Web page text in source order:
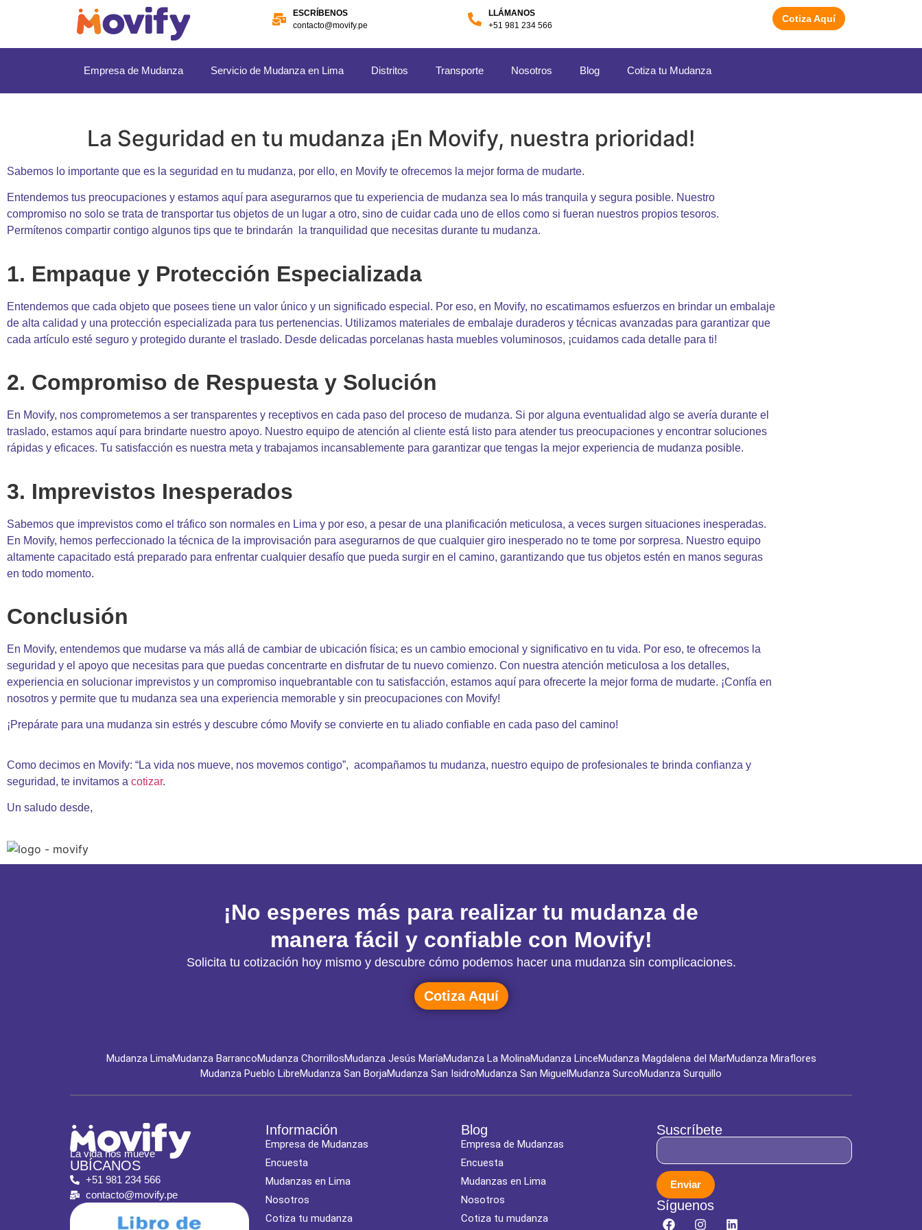
ESCRÍBENOS
contacto@movify.pe
LLÁMANOS
+51 981 234 566
Cotiza Aquí
Empresa de Mudanza Servicio de Mudanza en Lima Distritos Transporte Nosotros Blog Cotiza tu Mudanza
La Seguridad en tu mudanza ¡En Movify, nuestra prioridad!
Sabemos lo importante que es la seguridad en tu mudanza, por ello, en Movify te ofrecemos la mejor forma de mudarte.
Entendemos tus preocupaciones y estamos aquí para asegurarnos que tu experiencia de mudanza sea lo más tranquila y segura posible. Nuestro
compromiso no solo se trata de transportar tus objetos de un lugar a otro, sino de cuidar cada uno de ellos como si fueran nuestros propios tesoros.
Permítenos compartir contigo algunos tips que te brindarán la tranquilidad que necesitas durante tu mudanza.
1. Empaque y Protección Especializada
Entendemos que cada objeto que posees tiene un valor único y un significado especial. Por eso, en Movify, no escatimamos esfuerzos en brindar un embalaje
de alta calidad y una protección especializada para tus pertenencias. Utilizamos materiales de embalaje duraderos y técnicas avanzadas para garantizar que
cada artículo esté seguro y protegido durante el traslado. Desde delicadas porcelanas hasta muebles voluminosos, ¡cuidamos cada detalle para ti!
2. Compromiso de Respuesta y Solución
En Movify, nos comprometemos a ser transparentes y receptivos en cada paso del proceso de mudanza. Si por alguna eventualidad algo se avería durante el
traslado, estamos aquí para brindarte nuestro apoyo. Nuestro equipo de atención al cliente está listo para atender tus preocupaciones y encontrar soluciones
rápidas y eficaces. Tu satisfacción es nuestra meta y trabajamos incansablemente para garantizar que tengas la mejor experiencia de mudanza posible.
3. Imprevistos Inesperados
Sabemos que imprevistos como el tráfico son normales en Lima y por eso, a pesar de una planificación meticulosa, a veces surgen situaciones inesperadas.
En Movify, hemos perfeccionado la técnica de la improvisación para asegurarnos de que cualquier giro inesperado no te tome por sorpresa. Nuestro equipo
altamente capacitado está preparado para enfrentar cualquier desafío que pueda surgir en el camino, garantizando que tus objetos estén en manos seguras
en todo momento.
Conclusión
En Movify, entendemos que mudarse va más allá de cambiar de ubicación física; es un cambio emocional y significativo en tu vida. Por eso, te ofrecemos la
seguridad y el apoyo que necesitas para que puedas concentrarte en disfrutar de tu nuevo comienzo. Con nuestra atención meticulosa a los detalles,
experiencia en solucionar imprevistos y un compromiso inquebrantable con tu satisfacción, estamos aquí para ofrecerte la mejor forma de mudarte. ¡Confía en
nosotros y permite que tu mudanza sea una experiencia memorable y sin preocupaciones con Movify!
¡Prepárate para una mudanza sin estrés y descubre cómo Movify se convierte en tu aliado confiable en cada paso del camino!
Como decimos en Movify: “La vida nos mueve, nos movemos contigo”, acompañamos tu mudanza, nuestro equipo de profesionales te brinda confianza y
seguridad, te invitamos a cotizar.
Un saludo desde,
¡No esperes más para realizar tu mudanza de
manera fácil y confiable con Movify!
Solicita tu cotización hoy mismo y descubre cómo podemos hacer una mudanza sin complicaciones.
Cotiza Aquí
Mudanza LimaMudanza BarrancoMudanza ChorrillosMudanza Jesús MaríaMudanza La MolinaMudanza LinceMudanza Magdalena del MarMudanza Miraflores
Mudanza Pueblo LibreMudanza San BorjaMudanza San IsidroMudanza San MiguelMudanza SurcoMudanza Surquillo
La vida nos mueve
UBÍCANOS
+51 981 234 566
contacto@movify.pe
Información
Empresa de Mudanzas
Encuesta
Mudanzas en Lima
Nosotros
Cotiza tu mudanza
Blog
Empresa de Mudanzas
Encuesta
Mudanzas en Lima
Nosotros
Cotiza tu mudanza
Suscríbete
Enviar
Síguenos